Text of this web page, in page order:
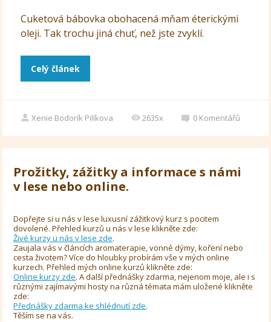
Cuketová bábovka obohacená mňam éterickými
oleji. Tak trochu jiná chuť, než jste zvyklí.
Celý článek
Xenie Bodorík Pilíkova 2635x 0 Komentářů
Prožitky, zážitky a informace s námi
v lese nebo online.
Dopřejte si u nás v lese luxusní zážitkový kurz s pocitem
dovolené. Přehled kurzů u nás v lese klikněte zde:
Živé kurzy u nás v lese zde.
Zaujala vás v článcích aromaterapie, vonné dýmy, koření nebo
cesta životem? Více do hloubky probírám vše v mých online
kurzech. Přehled mých online kurzů klikněte zde:
Online kurzy zde. A další přednášky zdarma, nejenom moje, ale i s
různými zajímavými hosty na různá témata mám uložené klikněte
zde:
Přednášky zdarma ke shlédnutí zde.
Těším se na vás.